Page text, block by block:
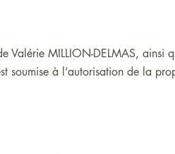
Valérie MILLION-DELMAS, ainsi
soumise à l’autorisation de la